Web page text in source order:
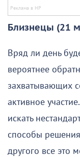
Близнецы (21
Вряд ли день
вероятнее
захватывающих
активное
искать
способы
другого все это